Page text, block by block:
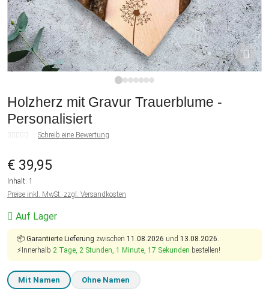
Holzherz mit Gravur Trauerblume -
Personalisiert
Schreib eine Bewertung
€ 39,95
Inhalt: 1
Preise inkl. MwSt. zzgl. Versandkosten
Auf Lager
📦 Garantierte Lieferung zwischen 11.08.2026 und 13.08.2026.
⚡Innerhalb 2 Tage, 2 Stunden, 1 Minute, 16 Sekunden bestellen!
Mit Namen Ohne Namen